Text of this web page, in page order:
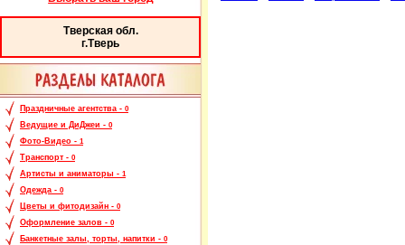
Тверская обл.
г.Тверь
Праздничные агентства - 0
Ведущие и ДиДжеи - 0
Фото-Видео - 1
Транспорт - 0
Артисты и аниматоры - 1
Одежда - 0
Цветы и фитодизайн - 0
Оформление залов - 0
Банкетные залы, торты, напитки - 0